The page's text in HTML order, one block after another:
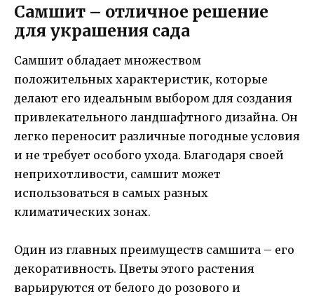
Самшит – отличное решение
для украшения сада
Самшит обладает множеством
положительных характеристик, которые
делают его идеальным выбором для создания
привлекательного ландшафтного дизайна. Он
легко переносит различные погодные условия
и не требует особого ухода. Благодаря своей
неприхотливости, самшит может
использоваться в самых разных
климатических зонах.
Один из главных преимуществ самшита – его
декоративность. Цветы этого растения
варьируются от белого до розового и